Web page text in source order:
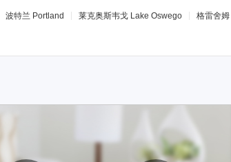
波特兰 Portland 莱克奥斯韦戈 Lake Oswego 格雷舍姆